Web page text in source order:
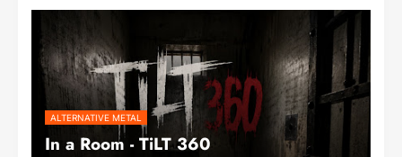
ALTERNATIVE METAL
In a Room - TiLT 360